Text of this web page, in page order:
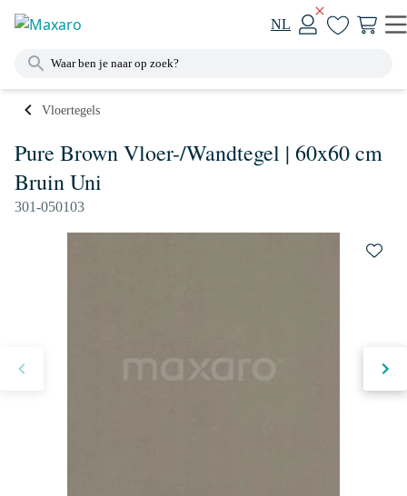
NL
Vloertegels
Pure Brown Vloer-/Wandtegel | 60x60 cm
Bruin Uni
301-050103